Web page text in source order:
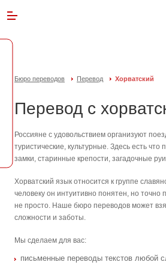
Бюро переводов Перевод Хорватский
Перевод с
Россияне с удовольствием организуют
туристические, культурные. Здесь есть что
замки, старинные крепости, загадочные
Хорватский язык относится к группе
человеку он интуитивно понятен, но точно
не просто. Наше бюро переводов может
сложности и заботы.
Мы сделаем для вас:
письменные переводы текстов любой